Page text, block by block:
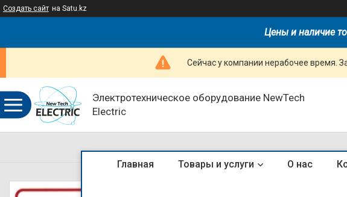
Создать сайт на Satu.kz
Цены и наличие
Сейчас у компании нерабочее время.
Электротехническое оборудование NewTech
Electric
Главная Товары и услуги О нас